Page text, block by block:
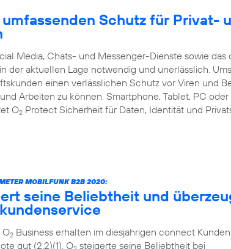
Schutz für Privat-
Media, Chats- und Messenger-Dienste sowie das
der aktuellen Lage notwendig und unerlässlich.
einen verlässlichen Schutz vor Viren und
Arbeiten zu können. Smartphone, Tablet, PC
O2 Protect Sicherheit für Daten, Identität und
MOBILFUNK B2B 2020:
seine Beliebtheit und
O2 Business erhalten im diesjährigen connect
gut (2,2)(1). O steigerte seine Beliebtheit bei